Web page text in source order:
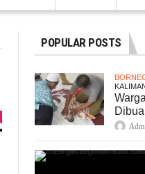
POPULAR POSTS